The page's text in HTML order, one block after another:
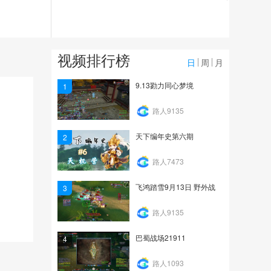
天下3视频9.5飞鸿城战
1274
视频排行榜 日 周 月
1 9.13勠力同心梦境
路人9135
2 天下编年史第六期
路人7473
3 飞鸿踏雪9月13日 野外战
路人9135
4 巴蜀战场21911
路人1093